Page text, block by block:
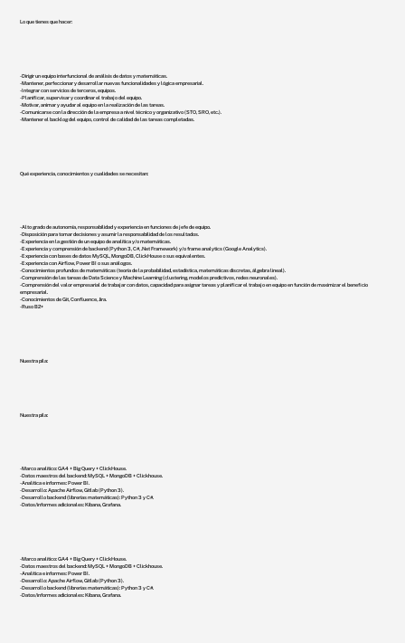
Lo que tienes que hacer:
- Dirigir un equipo interfuncional de análisis de datos y matemáticas.
- Mantener, perfeccionar y desarrollar nuevas funcionalidades y lógica empresarial.
- Integrar con servicios de terceros, equipos.
- Planificar, supervisar y coordinar el trabajo del equipo.
- Motivar, animar y ayudar al equipo en la realización de las tareas.
- Comunicarse con la dirección de la empresa a nivel técnico y organizativo (STO, SRO, etc.).
- Mantener el backlog del equipo, control de calidad de las tareas completadas.
Qué experiencia, conocimientos y cualidades se necesitan:
- Alto grado de autonomía, responsabilidad y experiencia en funciones de jefe de equipo.
- Disposición para tomar decisiones y asumir la responsabilidad de los resultados.
- Experiencia en la gestión de un equipo de analítica y/o matemáticas.
- Experiencia y comprensión de backend (Python 3, C#, .Net Framework) y/o frame analytics (Google Analytics).
- Experiencia con bases de datos MySQL, MongoDB, ClickHouse o sus equivalentes.
- Experiencia con Airflow, Power BI o sus análogos.
- Conocimientos profundos de matemáticas (teoría de la probabilidad, estadística, matemáticas discretas, álgebra lineal).
- Comprensión de las tareas de Data Science y Machine Learning (clustering, modelos predictivos, redes neuronales).
- Comprensión del valor empresarial de trabajar con datos, capacidad para asignar tareas y planificar el trabajo en equipo en función de maximizar el beneficio
empresarial.
- Conocimientos de Git, Confluence, Jira.
- Ruso B2+
Nuestra pila:
- Marco analítico: GA4 + Big Query + ClickHouse.
- Datos maestros del backend: MySQL + MongoDB + Clickhouse.
- Analítica e informes: Power BI.
- Desarrollo: Apache Airflow, Gitlab (Python 3).
- Desarrollo backend (librerías matemáticas): Python 3 y C#.
- Datos/informes adicionales: Kibana, Grafana.
Nuestra pila:
- Marco analítico: GA4 + Big Query + ClickHouse.
- Datos maestros del backend: MySQL + MongoDB + Clickhouse.
- Analítica e informes: Power BI.
- Desarrollo: Apache Airflow, Gitlab (Python 3).
- Desarrollo backend (librerías matemáticas): Python 3 y C#.
- Datos/informes adicionales: Kibana, Grafana.